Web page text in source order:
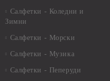
Салфетки - Коледни и
Зимни
Салфетки - Морски
Салфетки - Музика
Салфетки - Пеперуди